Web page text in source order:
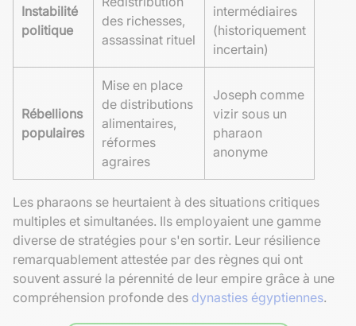
Instabilité
politique
des richesses,
assassinat rituel
intermédiaires
(historiquement
incertain)
Rébellions
populaires
Mise en place
de distributions
alimentaires,
réformes
agraires
Joseph comme
vizir sous un
pharaon
anonyme
Les pharaons se heurtaient à des situations critiques
multiples et simultanées. Ils employaient une gamme
diverse de stratégies pour s'en sortir. Leur résilience
remarquablement attestée par des règnes qui ont
souvent assuré la pérennité de leur empire grâce à une
compréhension profonde des dynasties égyptiennes.